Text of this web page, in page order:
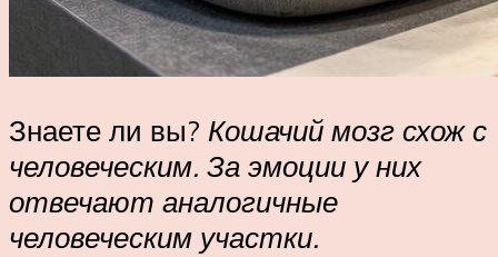
Знаете ли вы? Кошачий мозг схож с
человеческим. За эмоции у них
отвечают аналогичные
человеческим участки.